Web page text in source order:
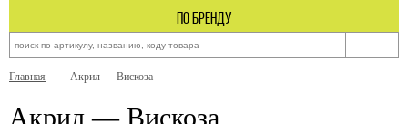
по бренду
Главная Акрил — Вискоза
Акрил — Вискоза